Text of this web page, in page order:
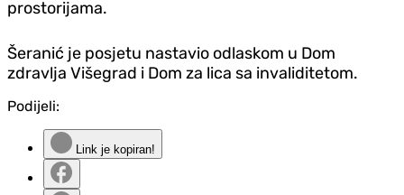
prostorijama.
Šeranić je posjetu nastavio odlaskom u Dom
zdravlja Višegrad i Dom za lica sa invaliditetom.
Podijeli:
Link je kopiran!